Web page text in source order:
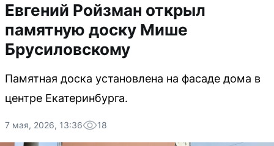
Евгений Ройзман открыл
памятную доску Мише
Брусиловскому
Памятная доска установлена на фасаде дома в
центре Екатеринбурга.
7 мая, 2026, 13:36 18